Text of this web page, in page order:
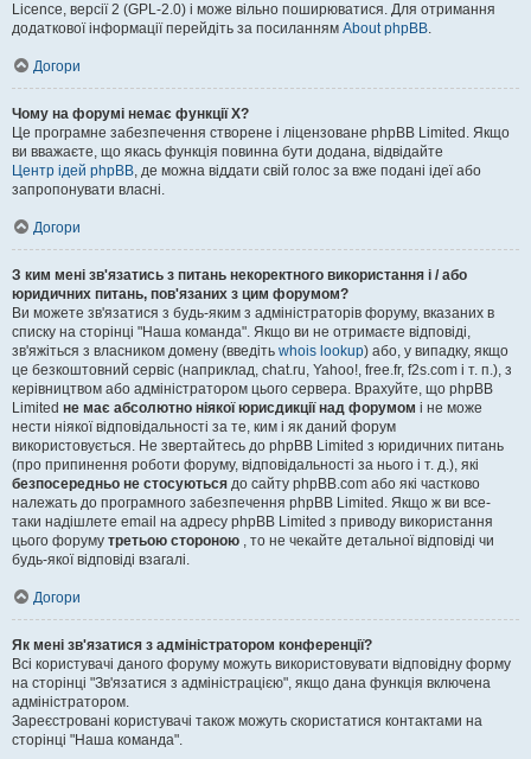
Licence, версії 2 (GPL-2.0) і може вільно поширюватися. Для отримання
додаткової інформації перейдіть за посиланням About phpBB.
Догори
Чому на форумі немає функції X?
Це програмне забезпечення створене і ліцензоване phpBB Limited. Якщо
ви вважаєте, що якась функція повинна бути додана, відвідайте
Центр ідей phpBB, де можна віддати свій голос за вже подані ідеї або
запропонувати власні.
Догори
З ким мені зв'язатись з питань некоректного використання і / або
юридичних питань, пов'язаних з цим форумом?
Ви можете зв'язатися з будь-яким з адміністраторів форуму, вказаних в
списку на сторінці "Наша команда". Якщо ви не отримаєте відповіді,
зв'яжіться з власником домену (введіть whois lookup) або, у випадку, якщо
це безкоштовний сервіс (наприклад, chat.ru, Yahoo!, free.fr, f2s.com і т. п.), з
керівництвом або адміністратором цього сервера. Врахуйте, що phpBB
Limited не має абсолютно ніякої юрисдикції над форумом і не може
нести ніякої відповідальності за те, ким і як даний форум
використовується. Не звертайтесь до phpBB Limited з юридичних питань
(про припинення роботи форуму, відповідальності за нього і т. д.), які
безпосередньо не стосуються до сайту phpBB.com або які частково
належать до програмного забезпечення phpBB Limited. Якщо ж ви все-
таки надішлете email на адресу phpBB Limited з приводу використання
цього форуму третьою стороною , то не чекайте детальної відповіді чи
будь-якої відповіді взагалі.
Догори
Як мені зв'язатися з адміністратором конференції?
Всі користувачі даного форуму можуть використовувати відповідну форму
на сторінці "Зв'язатися з адміністрацією", якщо дана функція включена
адміністратором.
Зареєстровані користувачі також можуть скористатися контактами на
сторінці "Наша команда".